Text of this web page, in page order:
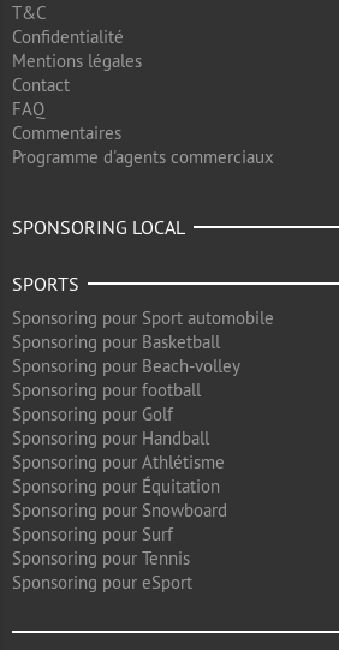
T&C
Confidentialité
Mentions légales
Contact
FAQ
Commentaires
Programme d'agents commerciaux
SPONSORING LOCAL
SPORTS
Sponsoring pour Sport automobile
Sponsoring pour Basketball
Sponsoring pour Beach-volley
Sponsoring pour football
Sponsoring pour Golf
Sponsoring pour Handball
Sponsoring pour Athlétisme
Sponsoring pour Équitation
Sponsoring pour Snowboard
Sponsoring pour Surf
Sponsoring pour Tennis
Sponsoring pour eSport